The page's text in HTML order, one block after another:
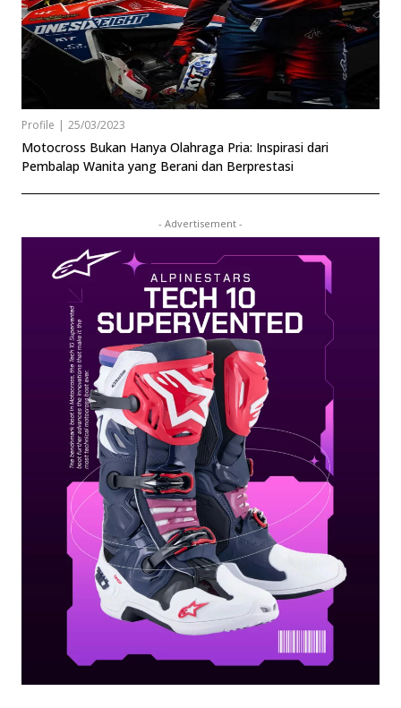
Profile | 25/03/2023
Motocross Bukan Hanya Olahraga Pria: Inspirasi dari
Pembalap Wanita yang Berani dan Berprestasi
- Advertisement -